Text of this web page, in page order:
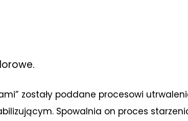
zostały poddane procesowi
Spowalnia on proces